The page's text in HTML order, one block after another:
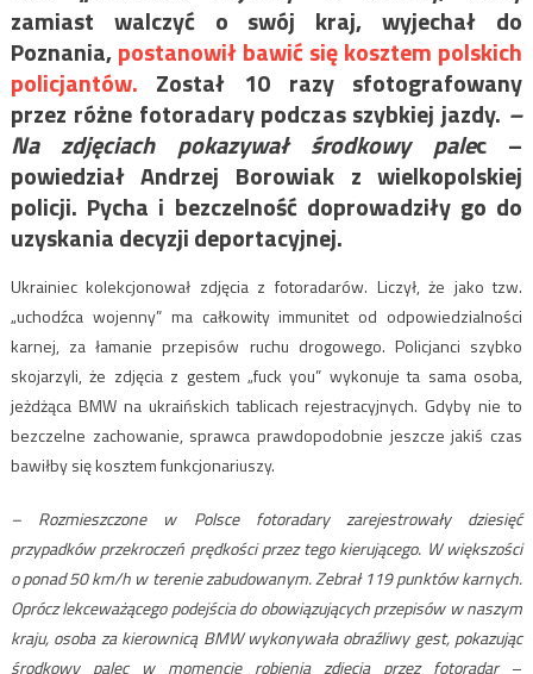
zamiast walczyć o swój kraj, wyjechał do
Poznania,postanowił bawić się kosztem polskich
policjantów. Został 10 razy sfotografowany
przez różne fotoradary podczas szybkiej jazdy. –
Na zdjęciach pokazywał środkowy palec –
powiedział Andrzej Borowiak z wielkopolskiej
policji. Pycha i bezczelność doprowadziły go do
uzyskania decyzji deportacyjnej.
Ukrainiec kolekcjonował zdjęcia z fotoradarów. Liczył, że jako tzw.
„uchodźca wojenny” ma całkowity immunitet od odpowiedzialności
karnej, za łamanie przepisów ruchu drogowego. Policjanci szybko
skojarzyli, że zdjęcia z gestem „fuck you” wykonuje ta sama osoba,
jeżdżąca BMW na ukraińskich tablicach rejestracyjnych. Gdyby nie to
bezczelne zachowanie, sprawca prawdopodobnie jeszcze jakiś czas
bawiłby się kosztem funkcjonariuszy.
– Rozmieszczone w Polsce fotoradary zarejestrowały dziesięć
przypadków przekroczeń prędkości przez tego kierującego. W większości
o ponad 50 km/h w terenie zabudowanym. Zebrał 119 punktów karnych.
Oprócz lekceważącego podejścia do obowiązujących przepisów w naszym
kraju, osoba za kierownicą BMW wykonywała obraźliwy gest, pokazując
środkowy palec w momencie robienia zdjęcia przez fotoradar–